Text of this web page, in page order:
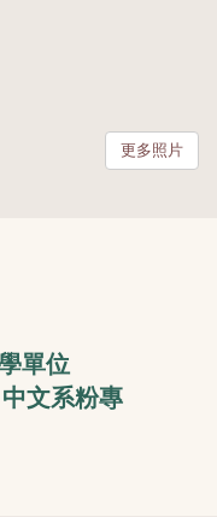
更多照片
單位
中文系粉專